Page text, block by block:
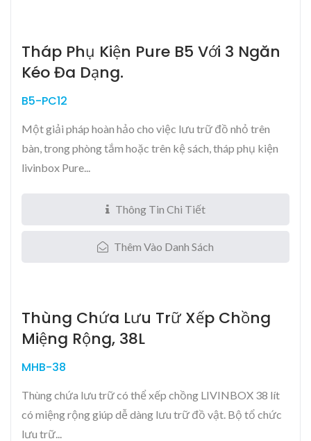
Tháp Phụ Kiện Pure B5 Với 3 Ngăn
Kéo Đa Dạng.
B5-PC12
Một giải pháp hoàn hảo cho việc lưu trữ đồ nhỏ trên
bàn, trong phòng tắm hoặc trên kệ sách, tháp phụ kiện
livinbox Pure...
Thông Tin Chi Tiết
Thêm Vào Danh Sách
Thùng Chứa Lưu Trữ Xếp Chồng
Miệng Rộng, 38L
MHB-38
Thùng chứa lưu trữ có thể xếp chồng LIVINBOX 38 lít
có miệng rộng giúp dễ dàng lưu trữ đồ vật. Bộ tổ chức
lưu trữ...